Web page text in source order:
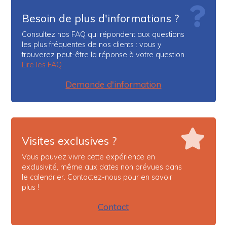
Besoin de plus d'informations ?
Consultez nos FAQ qui répondent aux questions
les plus fréquentes de nos clients : vous y
trouverez peut-être la réponse à votre question.
Lire les FAQ
Demande d'information
Visites exclusives ?
Vous pouvez vivre cette expérience en
exclusivité, même aux dates non prévues dans
le calendrier. Contactez-nous pour en savoir
plus !
Contact